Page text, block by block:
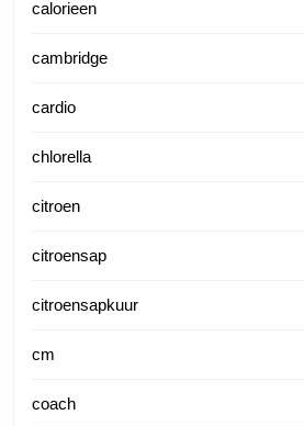
calorieen
cambridge
cardio
chlorella
citroen
citroensap
citroensapkuur
cm
coach